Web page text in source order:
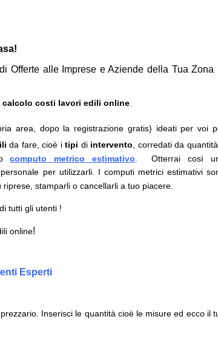
Offerte alle Imprese e Aziende della Tua Zona
calcolo costi lavori edili online
area, dopo la registrazione gratis) ideati per voi
da fare, cioè i tipi di intervento , corredati da
computo metrico estimativo
Otterrai così
per utilizzarli. I computi metrici estimativi
riprese, stamparli o cancellarli a tuo piacere.
tutti gli utenti !
online!
Esperti
Inserisci le quantità cioè le misure ed ecco il